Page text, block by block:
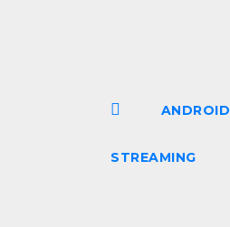
ANDROID
STREAMING